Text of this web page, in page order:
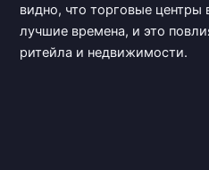
видно, что торговые
лучшие времена, и это
ритейла и недвижимости.